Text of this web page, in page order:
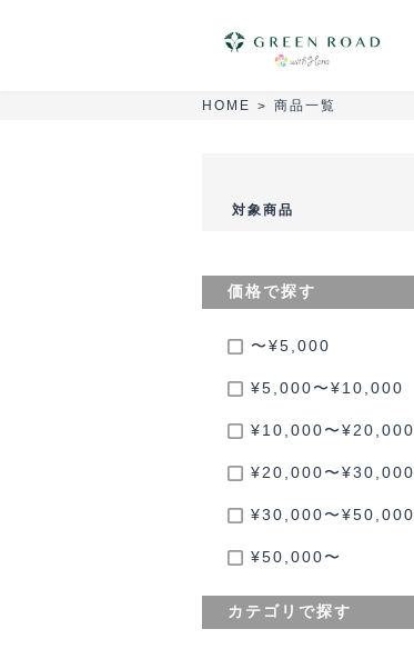
HOME > 商品一覧
対象商品
価格で探す
〜¥5,000
¥5,000〜¥10,000
¥10,000〜¥20,000
¥20,000〜¥30,000
¥30,000〜¥50,000
¥50,000〜
カテゴリで探す